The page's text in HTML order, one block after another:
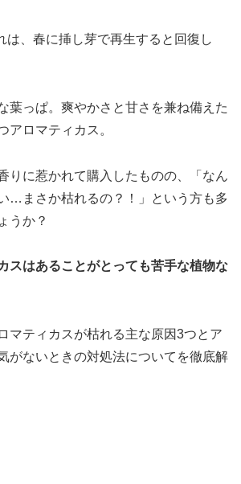
は、春に挿し芽で再生すると回復し
葉っぱ。爽やかさと甘さを兼ね備えた
アロマティカス。
りに惹かれて購入したものの、「なん
…まさか枯れるの？！」という方も多
うか？
スはあることがとっても苦手な植物な
マティカスが枯れる主な原因3つとア
がないときの対処法についてを徹底解